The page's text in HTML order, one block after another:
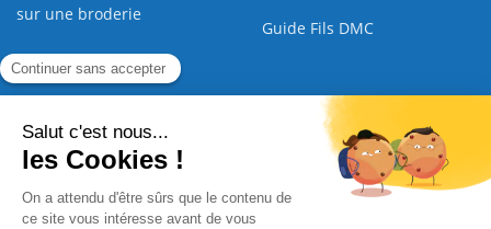
sur une broderie
Guide Fils DMC
Guide de la Broderie
Nous contacter |
Paiement sécurisé